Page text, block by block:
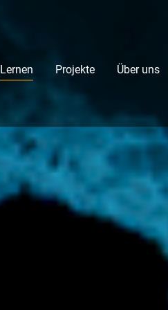
Lernen Projekte Über uns